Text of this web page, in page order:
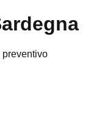
preventivo